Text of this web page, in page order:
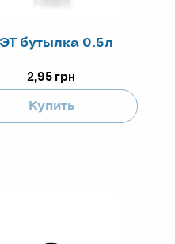
бутылка 0.5л
2,95 грн
Купить